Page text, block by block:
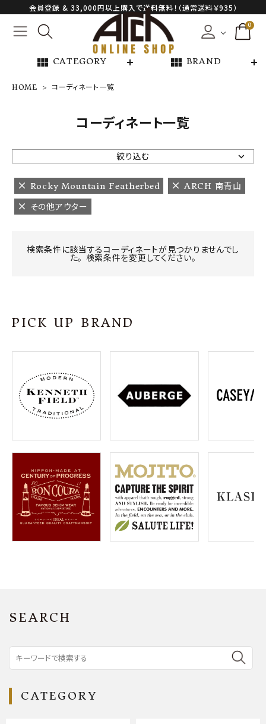
会員登録 & 33,000円以上購入で送料無料！（通常送料￥935）
0
view_module CATEGORY view_module BRAND
NEW ARRIVAL
ARCH EXCLUSIVE
BRAND
CATEGORY
プライバシーポリシー
特定商取引法について
お問い合わせ
OFFICIAL WEB SITE
meeting_room ログイン 会員登録
HOME コーディネート一覧
コーディネート一覧
絞り込む
Rocky Mountain Featherbed
ARCH 南青山
その他アウター
検索条件に該当するコーディネートが見つかりませんでし
た。 検索条件を変更してください。
PICK UP BRAND
SEARCH
CATEGORY